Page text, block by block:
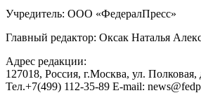
Учредитель: ООО «ФедералПресс»
Главный редактор: Оксак Наталья
Адрес редакции:
127018, Россия, г.Москва, ул. Полковая,
Тел.+7(499) 112-35-89 E-mail: